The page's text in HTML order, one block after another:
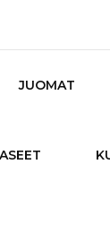
JUOMAT
ASEET